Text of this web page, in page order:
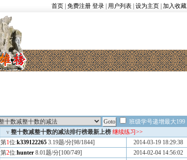
首页 免费注册 登录 用户列表 设为主页 加入收藏
班级学号递增最大199
v 整十数减整十数的减法排行榜最新上榜 继续练习>>
第1位:k339122265 3.19题/分[98/1844]
2014-03-19 18:29:38
第2位:hunter 8.01题/分[100/749]
2014-02-04 14:56:02